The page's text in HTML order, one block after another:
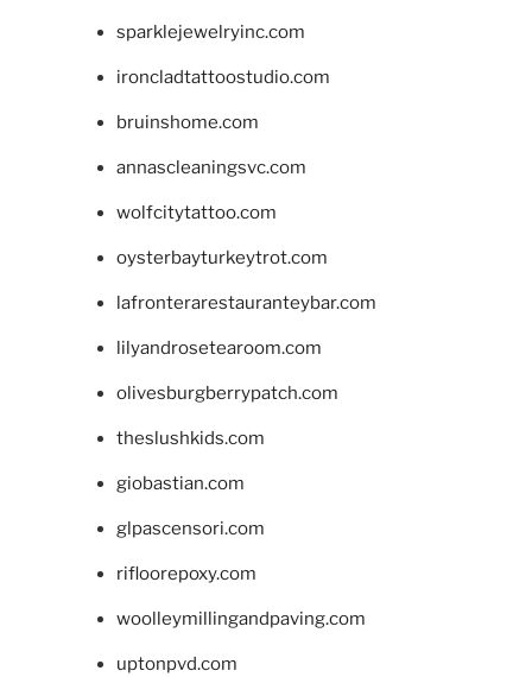
sparklejewelryinc.com
ironcladtattoostudio.com
bruinshome.com
annascleaningsvc.com
wolfcitytattoo.com
oysterbayturkeytrot.com
lafronterarestauranteybar.com
lilyandrosetearoom.com
olivesburgberrypatch.com
theslushkids.com
giobastian.com
glpascensori.com
rifloorepoxy.com
woolleymillingandpaving.com
uptonpvd.com